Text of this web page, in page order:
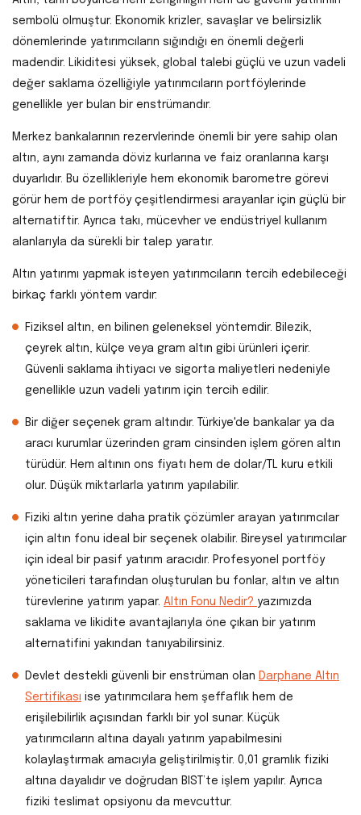
sembolü olmuştur. Ekonomik krizler, savaşlar ve belirsizlik
dönemlerinde yatırımcıların sığındığı en önemli değerli
madendir. Likiditesi yüksek, global talebi güçlü ve uzun vadeli
değer saklama özelliğiyle yatırımcıların portföylerinde
genellikle yer bulan bir enstrümandır.
Merkez bankalarının rezervlerinde önemli bir yere sahip olan
altın, aynı zamanda döviz kurlarına ve faiz oranlarına karşı
duyarlıdır. Bu özellikleriyle hem ekonomik barometre görevi
görür hem de portföy çeşitlendirmesi arayanlar için güçlü bir
alternatiftir. Ayrıca takı, mücevher ve endüstriyel kullanım
alanlarıyla da sürekli bir talep yaratır.
Altın yatırımı yapmak isteyen yatırımcıların tercih edebileceği
birkaç farklı yöntem vardır:
Fiziksel altın, en bilinen geleneksel yöntemdir. Bilezik,
çeyrek altın, külçe veya gram altın gibi ürünleri içerir.
Güvenli saklama ihtiyacı ve sigorta maliyetleri nedeniyle
genellikle uzun vadeli yatırım için tercih edilir.
Bir diğer seçenek gram altındır. Türkiye'de bankalar ya da
aracı kurumlar üzerinden gram cinsinden işlem gören altın
türüdür. Hem altının ons fiyatı hem de dolar/TL kuru etkili
olur. Düşük miktarlarla yatırım yapılabilir.
Fiziki altın yerine daha pratik çözümler arayan yatırımcılar
için altın fonu ideal bir seçenek olabilir. Bireysel yatırımcılar
için ideal bir pasif yatırım aracıdır. Profesyonel portföy
yöneticileri tarafından oluşturulan bu fonlar, altın ve altın
türevlerine yatırım yapar. Altın Fonu Nedir? yazımızda
saklama ve likidite avantajlarıyla öne çıkan bir yatırım
alternatifini yakından tanıyabilirsiniz.
Devlet destekli güvenli bir enstrüman olan Darphane Altın
Sertifikası ise yatırımcılara hem şeffaflık hem de
erişilebilirlik açısından farklı bir yol sunar. Küçük
yatırımcıların altına dayalı yatırım yapabilmesini
kolaylaştırmak amacıyla geliştirilmiştir. 0,01 gramlık fiziki
altına dayalıdır ve doğrudan BIST’te işlem yapılır. Ayrıca
fiziki teslimat opsiyonu da mevcuttur.